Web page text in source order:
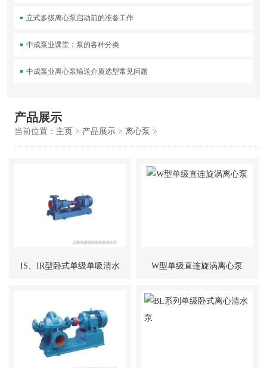
立式多级离心泵启动前的准备工作
中成泵业课堂：泵的各种分类
中成泵业离心泵输送介质选型常见问题
产品展示
当前位置： 主页 > 产品展示> 离心泵 >
IS、IR型卧式单级单吸清水 W型单级直连旋涡离心泵